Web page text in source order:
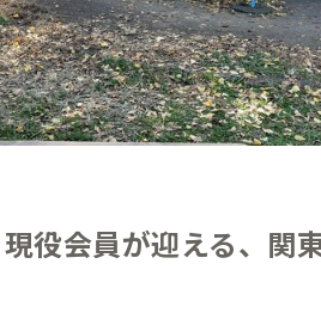
現役会員が迎える、関